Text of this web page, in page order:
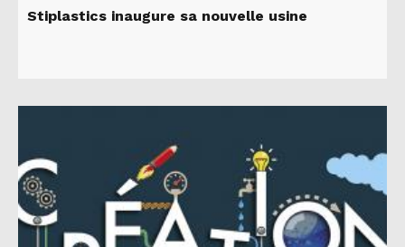
Stiplastics inaugure sa nouvelle usine